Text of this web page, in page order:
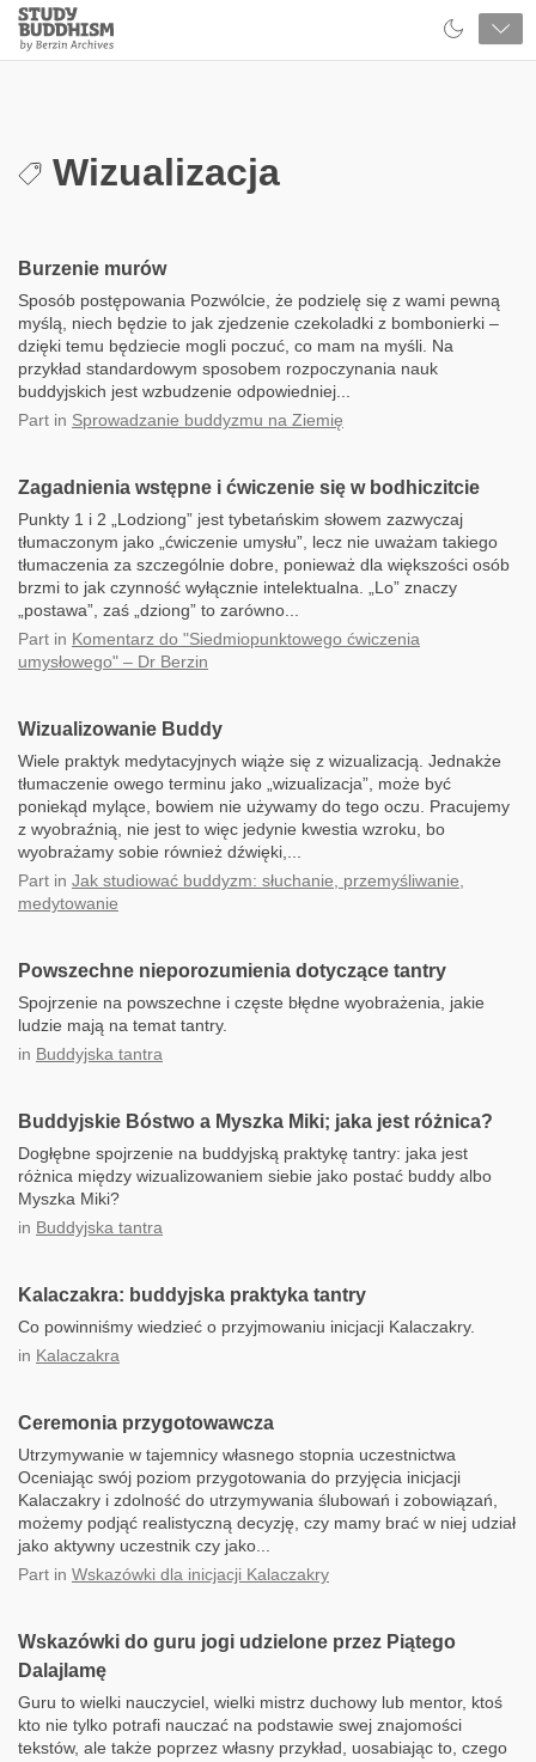
Close
Study
Buddhism
Wizualizacja
Burzenie murów
Sposób postępowania Pozwólcie, że podzielę się z wami pewną
myślą, niech będzie to jak zjedzenie czekoladki z bombonierki –
dzięki temu będziecie mogli poczuć, co mam na myśli. Na
przykład standardowym sposobem rozpoczynania nauk
buddyjskich jest wzbudzenie odpowiedniej...
Part in Sprowadzanie buddyzmu na Ziemię
Zagadnienia wstępne i ćwiczenie się w bodhiczitcie
Punkty 1 i 2 „Lodziong” jest tybetańskim słowem zazwyczaj
tłumaczonym jako „ćwiczenie umysłu”, lecz nie uważam takiego
tłumaczenia za szczególnie dobre, ponieważ dla większości osób
brzmi to jak czynność wyłącznie intelektualna. „Lo” znaczy
„postawa”, zaś „dziong” to zarówno...
Part in Komentarz do "Siedmiopunktowego ćwiczenia
umysłowego" – Dr Berzin
Wizualizowanie Buddy
Wiele praktyk medytacyjnych wiąże się z wizualizacją. Jednakże
tłumaczenie owego terminu jako „wizualizacja”, może być
poniekąd mylące, bowiem nie używamy do tego oczu. Pracujemy
z wyobraźnią, nie jest to więc jedynie kwestia wzroku, bo
wyobrażamy sobie również dźwięki,...
Part in Jak studiować buddyzm: słuchanie, przemyśliwanie,
medytowanie
Powszechne nieporozumienia dotyczące tantry
Spojrzenie na powszechne i częste błędne wyobrażenia, jakie
ludzie mają na temat tantry.
in Buddyjska tantra
Buddyjskie Bóstwo a Myszka Miki; jaka jest różnica?
Dogłębne spojrzenie na buddyjską praktykę tantry: jaka jest
różnica między wizualizowaniem siebie jako postać buddy albo
Myszka Miki?
in Buddyjska tantra
Kalaczakra: buddyjska praktyka tantry
Co powinniśmy wiedzieć o przyjmowaniu inicjacji Kalaczakry.
in Kalaczakra
Ceremonia przygotowawcza
Utrzymywanie w tajemnicy własnego stopnia uczestnictwa
Oceniając swój poziom przygotowania do przyjęcia inicjacji
Kalaczakry i zdolność do utrzymywania ślubowań i zobowiązań,
możemy podjąć realistyczną decyzję, czy mamy brać w niej udział
jako aktywny uczestnik czy jako...
Part in Wskazówki dla inicjacji Kalaczakry
Wskazówki do guru jogi udzielone przez Piątego
Dalajlamę
Guru to wielki nauczyciel, wielki mistrz duchowy lub mentor, ktoś
kto nie tylko potrafi nauczać na podstawie swej znajomości
tekstów, ale także poprzez własny przykład, uosabiając to, czego